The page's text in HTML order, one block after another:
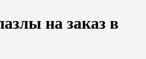
на заказ в